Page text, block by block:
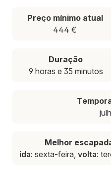
Preço mínimo atual
444 €
Duração
9 horas e 35 minutos
Melhor
ida: sexta-feira, volta: